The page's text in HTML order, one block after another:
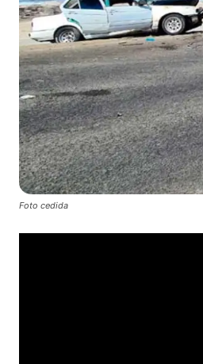
Foto cedida